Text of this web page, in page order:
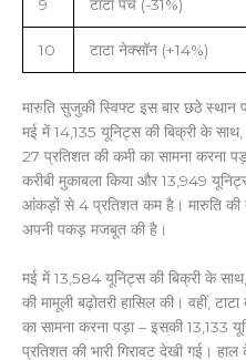
9 टाटा पंच (-31%)
10 टाटा नेक्सॉन (+14%)
मारुति सुजुकी स्विफ्ट इस बार छठे स्थान
मई में 14,135 यूनिट्स की बिक्री के
27 प्रतिशत की कमी का सामना करना
करीबी मुकाबला किया और 13,949
आंकड़ों से 4 प्रतिशत कम है। मारुति की
अपनी पकड़ मजबूत की है।
मई में 13,584 यूनिट्स की बिक्री के
की मामूली बढ़ोतरी हासिल की। वहीं,
का सामना करना पड़ा – इसकी 13,133
प्रतिशत की भारी गिरावट देखी गई।